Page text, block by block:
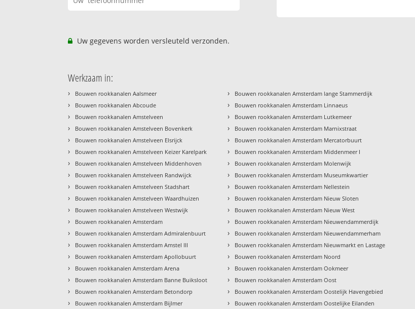
Uw gegevens worden versleuteld verzonden.
Werkzaam in:
› Bouwen rookkanalen Aalsmeer
› Bouwen rookkanalen Abcoude
› Bouwen rookkanalen Amstelveen
› Bouwen rookkanalen Amstelveen Bovenkerk
› Bouwen rookkanalen Amstelveen Elsrijck
› Bouwen rookkanalen Amstelveen Keizer Karelpark
› Bouwen rookkanalen Amstelveen Middenhoven
› Bouwen rookkanalen Amstelveen Randwijck
› Bouwen rookkanalen Amstelveen Stadshart
› Bouwen rookkanalen Amstelveen Waardhuizen
› Bouwen rookkanalen Amstelveen Westwijk
› Bouwen rookkanalen Amsterdam
› Bouwen rookkanalen Amsterdam Admiralenbuurt
› Bouwen rookkanalen Amsterdam Amstel III
› Bouwen rookkanalen Amsterdam Apollobuurt
› Bouwen rookkanalen Amsterdam Arena
› Bouwen rookkanalen Amsterdam Banne Buiksloot
› Bouwen rookkanalen Amsterdam Betondorp
› Bouwen rookkanalen Amsterdam Bijlmer
› Bouwen rookkanalen Amsterdam lange Stammerdijk
› Bouwen rookkanalen Amsterdam Linnaeus
› Bouwen rookkanalen Amsterdam Lutkemeer
› Bouwen rookkanalen Amsterdam Marnixstraat
› Bouwen rookkanalen Amsterdam Mercatorbuurt
› Bouwen rookkanalen Amsterdam Middenmeer I
› Bouwen rookkanalen Amsterdam Molenwijk
› Bouwen rookkanalen Amsterdam Museumkwartier
› Bouwen rookkanalen Amsterdam Nellestein
› Bouwen rookkanalen Amsterdam Nieuw Sloten
› Bouwen rookkanalen Amsterdam Nieuw West
› Bouwen rookkanalen Amsterdam Nieuwendammerdijk
› Bouwen rookkanalen Amsterdam Nieuwendammerham
› Bouwen rookkanalen Amsterdam Nieuwmarkt en Lastage
› Bouwen rookkanalen Amsterdam Noord
› Bouwen rookkanalen Amsterdam Ookmeer
› Bouwen rookkanalen Amsterdam Oost
› Bouwen rookkanalen Amsterdam Oostelijk Havengebied
› Bouwen rookkanalen Amsterdam Oostelijke Eilanden